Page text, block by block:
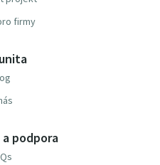
firmy
podpora